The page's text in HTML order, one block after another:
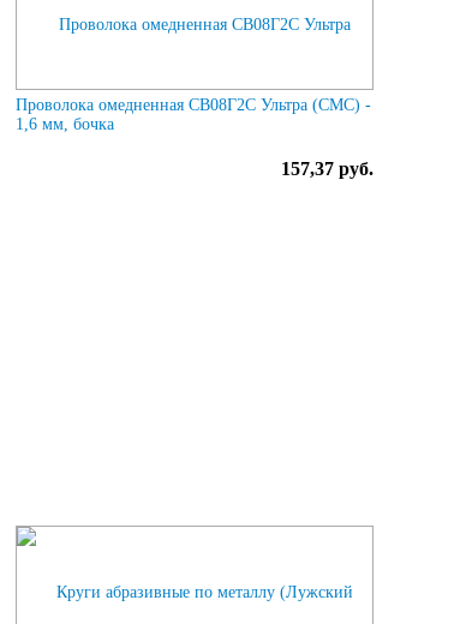
Проволока омедненная СВ08Г2С Ультра (СМС) -
1,6 мм, бочка
157,37 руб.